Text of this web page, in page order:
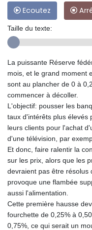
Ecoutez
Taille du texte:
La puissante Réserve
mois, et le grand moment
sont au plancher de 0 à
commencer à décoller.
L'objectif: pousser les
taux d'intérêts plus élevés
leurs clients pour l'achat
d'une télévision, par
Et donc, faire ralentir la
sur les prix, alors que les
devraient pas être résolus
provoque une flambée
aussi l'alimentation.
Cette première hausse
fourchette de 0,25% à
0,75%, ce qui serait un